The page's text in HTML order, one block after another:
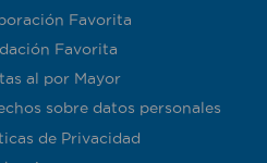
Favorita
Favorita
al por Mayor
sobre datos personales
de Privacidad